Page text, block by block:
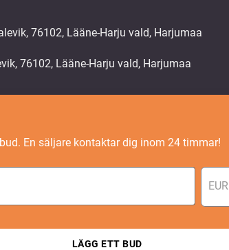
76102, Lääne-Harju vald, Harjumaa
En säljare kontaktar dig inom 24 timmar!
EUR
LÄGG ETT BUD